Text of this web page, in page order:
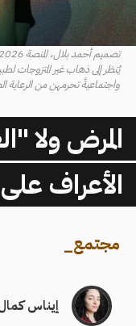
تصميم أحمد بلال، المنصة 2026
يُنظر إلى ذهاب غير المتزوجات
واجتماعيةً تحرمهن من الرعاية
المرض ولا
الأعراف
مجتمع_
إيناس